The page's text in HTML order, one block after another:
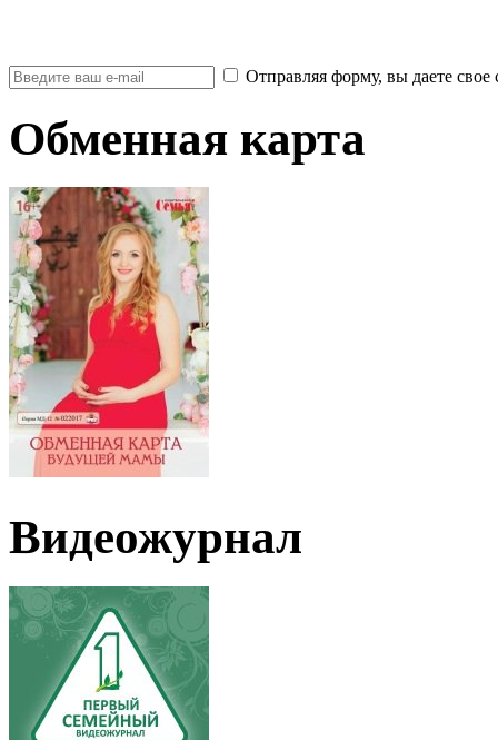
Отправляя форму, вы даете
Обменная карта
Видеожурнал